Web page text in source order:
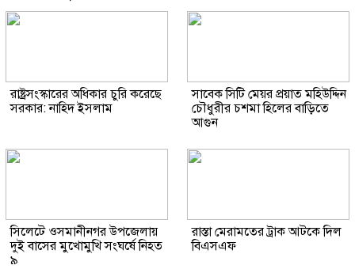
রাষ্ট্রসংস্কারের অধিকার চুরি করেছে
সরকার: নাহিদ ইসলাম
সাবেক সিটি মেয়র প্রয়াত মহিউদ্দিন
চৌধুরীর চশমা হিলের বাড়িতে
আগুন
সিলেটে ওসমানীনগর উপজেলায়
দুই বাসের মুখোমুখি সংঘর্ষে নিহত
৯
রাস্তা মেরামতের ট্রাক আটকে দিল
বিএসএফ